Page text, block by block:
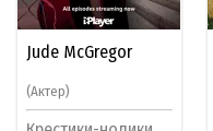
Jude McGregor
(Актер)